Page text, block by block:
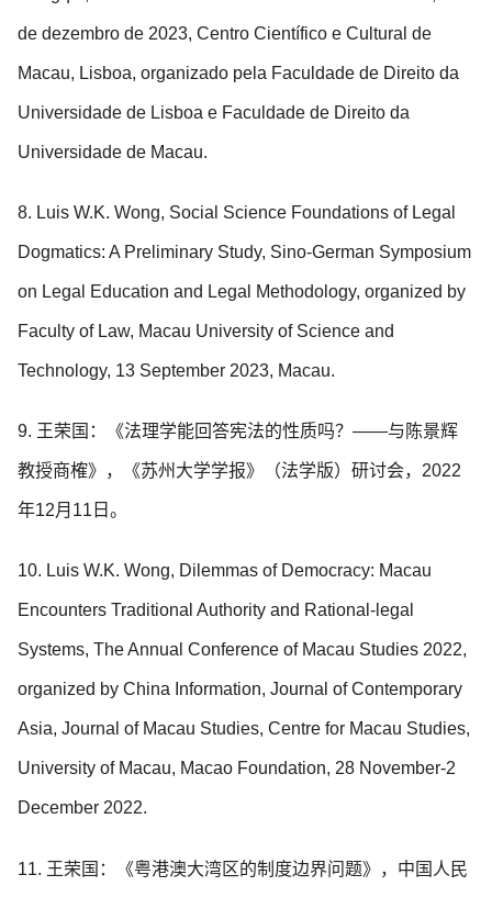
de dezembro de 2023, Centro Científico e Cultural de
Macau, Lisboa, organizado pela Faculdade de Direito da
Universidade de Lisboa e Faculdade de Direito da
Universidade de Macau.
8. Luis W.K. Wong, Social Science Foundations of Legal
Dogmatics: A Preliminary Study, Sino-German Symposium
on Legal Education and Legal Methodology, organized by
Faculty of Law, Macau University of Science and
Technology, 13 September 2023, Macau.
9. 王荣国：《法理学能回答宪法的性质吗？——与陈景辉
教授商榷》，《苏州大学学报》（法学版）研讨会，2022
年12月11日。
10. Luis W.K. Wong, Dilemmas of Democracy: Macau
Encounters Traditional Authority and Rational-legal
Systems, The Annual Conference of Macau Studies 2022,
organized by China Information, Journal of Contemporary
Asia, Journal of Macau Studies, Centre for Macau Studies,
University of Macau, Macao Foundation, 28 November-2
December 2022.
11. 王荣国：《粤港澳大湾区的制度边界问题》，中国人民